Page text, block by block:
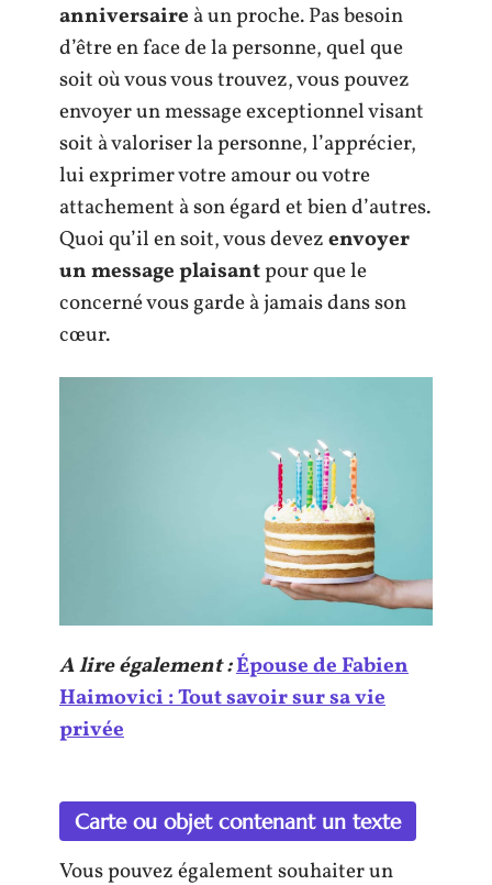
anniversaire à un proche. Pas besoin
d’être en face de la personne, quel que
soit où vous vous trouvez, vous pouvez
envoyer un message exceptionnel visant
soit à valoriser la personne, l’apprécier,
lui exprimer votre amour ou votre
attachement à son égard et bien d’autres.
Quoi qu’il en soit, vous devezenvoyer
un message plaisantpour que le
concerné vous garde à jamais dans son
cœur.
A lire également :Épouse de Fabien
Haimovici : Tout savoir sur sa vie
privée
Carte ou objet contenant un texte
Vous pouvez également souhaiter un